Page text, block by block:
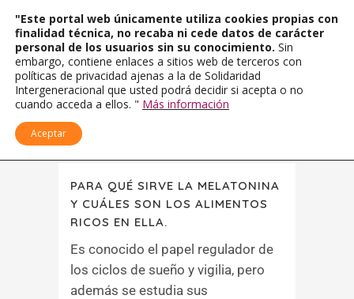
PARA QUÉ SIRVE LA MELATONINA
Y CUÁLES SON LOS ALIMENTOS
RICOS EN ELLA.
Es conocido el papel regulador de
los ciclos de sueño y vigilia, pero
además se estudia sus
"Este portal web únicamente utiliza cookies propias con
finalidad técnica, no recaba ni cede datos de carácter
personal de los usuarios sin su conocimiento. Sin
embargo, contiene enlaces a sitios web de terceros con
políticas de privacidad ajenas a la de Solidaridad
Intergeneracional que usted podrá decidir si acepta o no
cuando acceda a ellos. " Más información
Aceptar